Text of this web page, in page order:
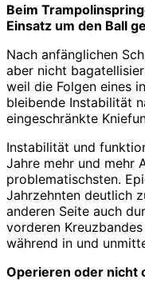
Beim
Einsatz um den Ball
Nach anfänglichen
aber nicht
weil die Folgen eines
bleibende Instabilität
eingeschränkte
Instabilität und
Jahre mehr und mehr
problematischsten.
Jahrzehnten deutlich
anderen Seite auch
vorderen
während in und
Operieren oder nicht